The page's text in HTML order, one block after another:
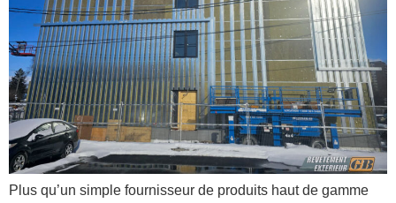
Plus qu’un simple fournisseur de produits haut de gamme